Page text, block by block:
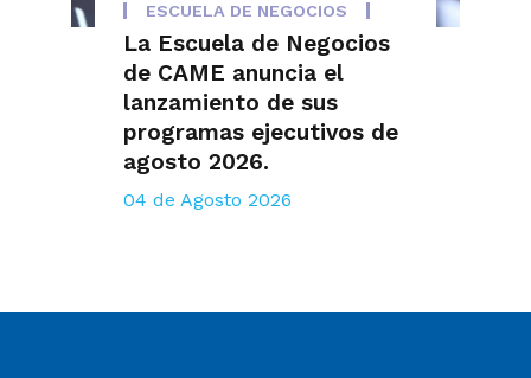
ESCUELA DE NEGOCIOS
La Escuela de Negocios
de CAME anuncia el
lanzamiento de sus
programas ejecutivos de
agosto 2026.
04 de Agosto 2026